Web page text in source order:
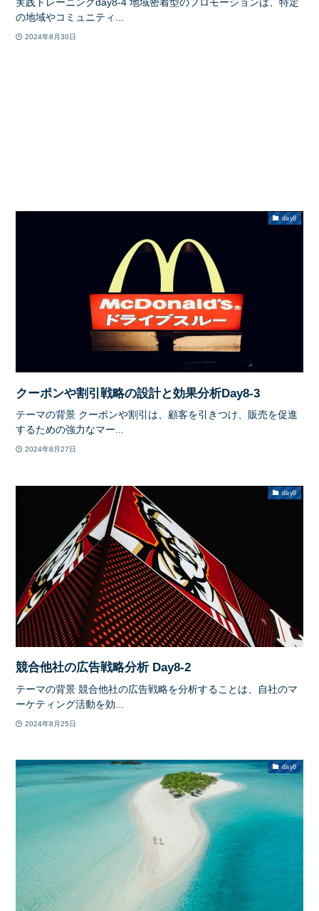
の地域やコミュニティ...
2024年8月30日
day8
クーポンや割引戦略の設計と効果分析Day8-3
テーマの背景 クーポンや割引は、顧客を引きつけ、販売を促進
するための強力なマー...
2024年8月27日
day8
競合他社の広告戦略分析 Day8-2
テーマの背景 競合他社の広告戦略を分析することは、自社のマ
ーケティング活動を効...
2024年8月25日
day8